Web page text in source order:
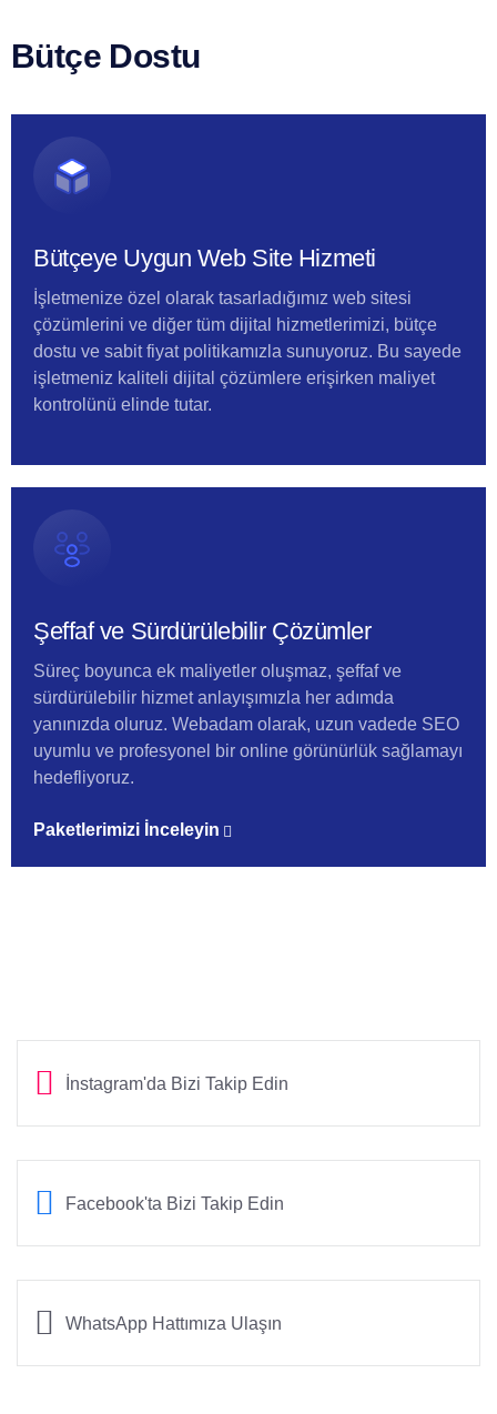
Bütçe Dostu
Bütçeye Uygun Web Site Hizmeti
İşletmenize özel olarak tasarladığımız web sitesi
çözümlerini ve diğer tüm dijital hizmetlerimizi, bütçe
dostu ve sabit fiyat politikamızla sunuyoruz. Bu sayede
işletmeniz kaliteli dijital çözümlere erişirken maliyet
kontrolünü elinde tutar.
Şeffaf ve Sürdürülebilir Çözümler
Süreç boyunca ek maliyetler oluşmaz, şeffaf ve
sürdürülebilir hizmet anlayışımızla her adımda
yanınızda oluruz. Webadam olarak, uzun vadede SEO
uyumlu ve profesyonel bir online görünürlük sağlamayı
hedefliyoruz.
Paketlerimizi İnceleyin
İnstagram'da Bizi Takip Edin
Facebook'ta Bizi Takip Edin
WhatsApp Hattımıza Ulaşın